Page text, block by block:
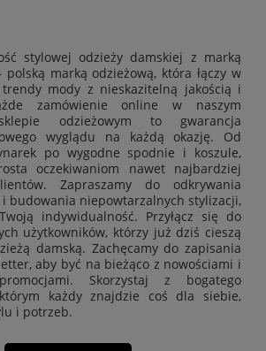
stylowej odzieży damskiej z marką
polską marką odzieżową, która łączy w
mody z nieskazitelną jakością i
zamówienie online w naszym
odzieżowym to gwarancja
wyglądu na każdą okazję. Od
po wygodne spodnie i koszule,
oczekiwaniom nawet najbardziej
Zapraszamy do odkrywania
budowania niepowtarzalnych stylizacji,
indywidualność. Przyłącz się do
użytkowników, którzy już dziś cieszą
damską. Zachęcamy do zapisania
aby być na bieżąco z nowościami i
Skorzystaj z bogatego
każdy znajdzie coś dla siebie,
i potrzeb.